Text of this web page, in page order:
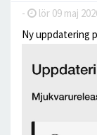
- lör 09 maj
Ny uppdatering